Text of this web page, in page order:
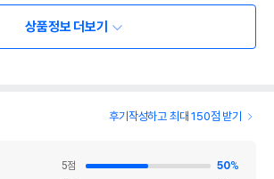
상품정보 더보기
후기작성하고 최대 150점 받기
5점 50%